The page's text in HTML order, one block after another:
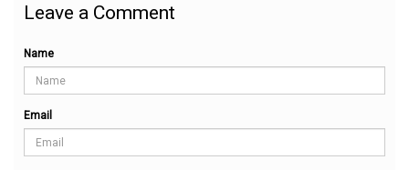
Leave a Comment
Name
Email